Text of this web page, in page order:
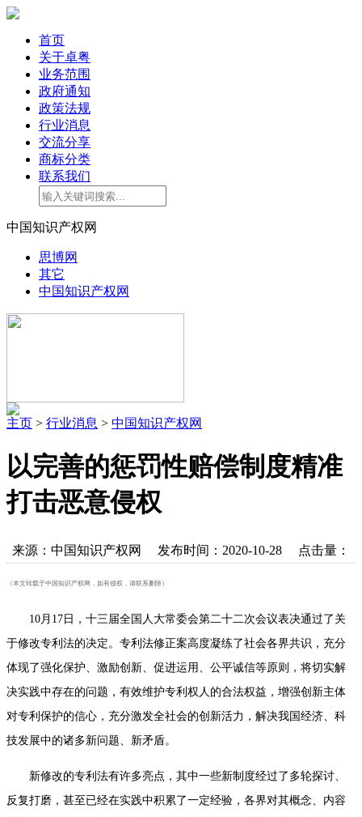
首页
关于卓粤
业务范围
政府通知
政策法规
行业消息
交流分享
商标分类
联系我们
中国知识产权网
思博网
其它
中国知识产权网
主页 > 行业消息 > 中国知识产权网
以完善的惩罚性赔偿制度精准
打击恶意侵权
来源：中国知识产权网 发布时间：2020-10-28 点击量：
（本文转载于中国知识产权网，如有侵权，请联系删除）
10月17日，十三届全国人大常委会第二十二次会议表决通过了关
于修改专利法的决定。专利法修正案高度凝练了社会各界共识，充分
体现了强化保护、激励创新、促进运用、公平诚信等原则，将切实解
决实践中存在的问题，有效维护专利权人的合法权益，增强创新主体
对专利保护的信心，充分激发全社会的创新活力，解决我国经济、科
技发展中的诸多新问题、新矛盾。
新修改的专利法有许多亮点，其中一些新制度经过了多轮探讨、
反复打磨，甚至已经在实践中积累了一定经验，各界对其概念、内容